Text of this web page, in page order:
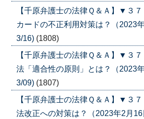
【千原弁護士の法律Ｑ＆Ａ】▼３
カードの不正利用対策は？（2023
3/16) (1808)
【千原弁護士の法律Ｑ＆Ａ】▼３
法「適合性の原則」とは？（2023
3/09) (1807)
【千原弁護士の法律Ｑ＆Ａ】▼３
法改正への対策は？（2023年2月